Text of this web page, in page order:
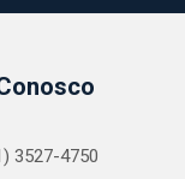
3527-4750